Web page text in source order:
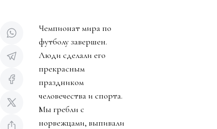
Чемпионат мира по
футболу завершен.
Люди сделали его
прекрасным
праздником
человечества и спорта.
Мы гребли с
норвежцами, выпивали